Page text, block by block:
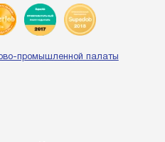
промышленной палаты